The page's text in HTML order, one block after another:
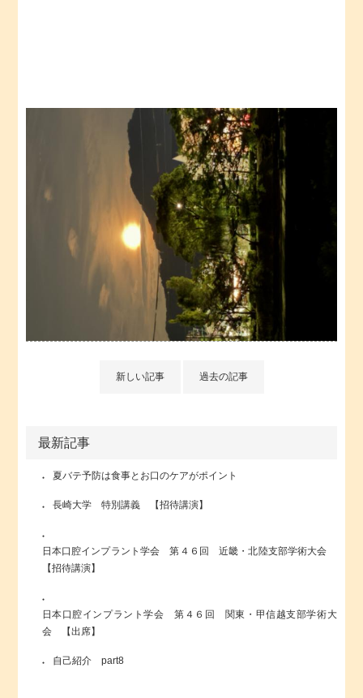
新しい記事 過去の記事
最新記事
夏バテ予防は食事とお口のケアがポイント
長崎大学 特別講義 【招待講演】
日本口腔インプラント学会 第４６回 近畿・北陸支部学術大会
【招待講演】
日本口腔インプラント学会 第４６回 関東・甲信越支部学術大
会 【出席】
自己紹介 part8